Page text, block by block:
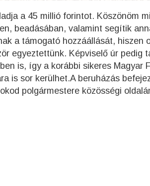
a 45 millió forintot. Köszönöm
beadásában, valamint segítik
a támogató hozzáállását, hiszen
egyeztettünk. Képviselő úr pedig
is, így a korábbi sikeres Magyar
is sor kerülhet.A beruházás
polgármestere közösségi